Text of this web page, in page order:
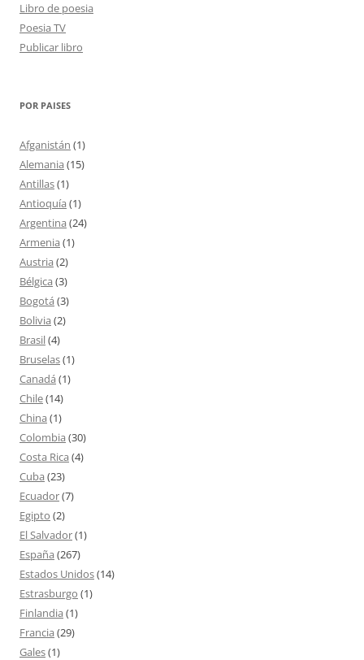
Libro de poesia
Poesia TV
Publicar libro
POR PAISES
Afganistán (1)
Alemania (15)
Antillas(1)
Antioquía (1)
Argentina (24)
Armenia (1)
Austria (2)
Bélgica (3)
Bogotá (3)
Bolivia (2)
Brasil(4)
Bruselas(1)
Canadá (1)
Chile(14)
China (1)
Colombia (30)
Costa Rica (4)
Cuba (23)
Ecuador(7)
Egipto (2)
El Salvador(1)
España (267)
Estados Unidos(14)
Estrasburgo (1)
Finlandia (1)
Francia (29)
Gales(1)